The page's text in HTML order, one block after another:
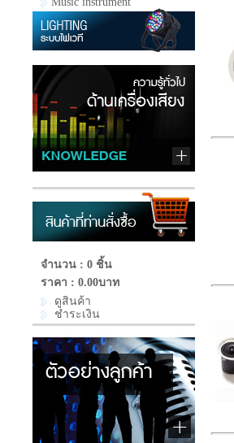
จำนวน : 0 ชิ้น
ราคา : 0.00บาท
ดูสินค้า
ชำระเงิน